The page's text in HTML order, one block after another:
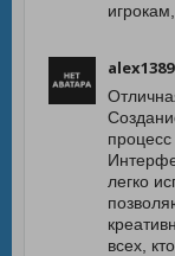
легко
всех,